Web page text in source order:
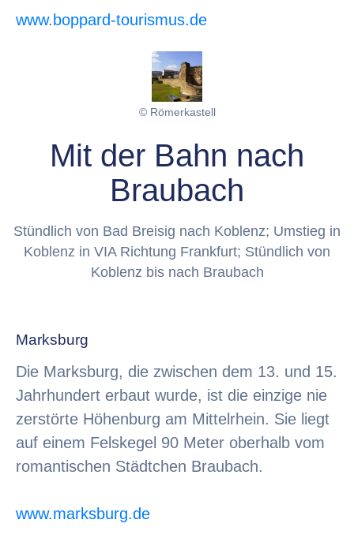
www.boppard-tourismus.de
© Römerkastell
Mit der Bahn nach
Braubach
Stündlich von Bad Breisig nach Koblenz; Umstieg in
Koblenz in VIA Richtung Frankfurt; Stündlich von
Koblenz bis nach Braubach
Marksburg
Die Marksburg, die zwischen dem 13. und 15.
Jahrhundert erbaut wurde, ist die einzige nie
zerstörte Höhenburg am Mittelrhein. Sie liegt
auf einem Felskegel 90 Meter oberhalb vom
romantischen Städtchen Braubach.
www.marksburg.de